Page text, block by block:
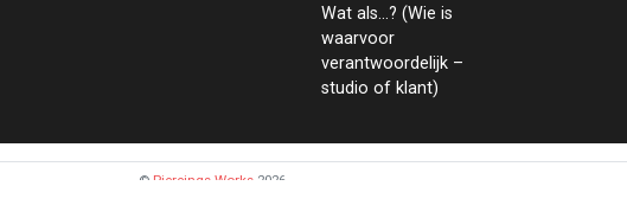
Wat als...? (Wie is
waarvoor
verantwoordelijk –
studio of klant)
© Piercings Works 2026